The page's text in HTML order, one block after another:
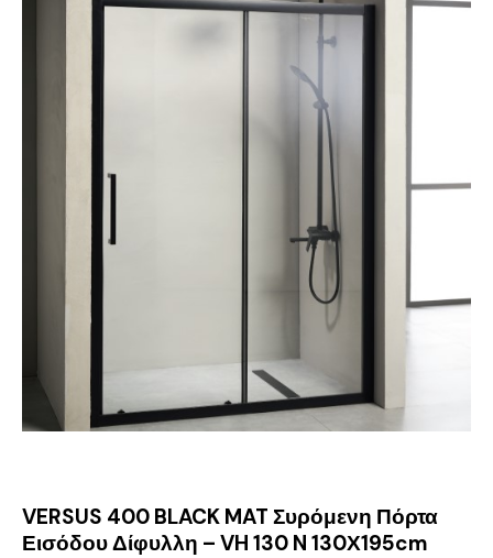
VERSUS 400 BLACK MAT Συρόμενη Πόρτα
Εισόδου Δίφυλλη – VH 130 N 130Χ195cm